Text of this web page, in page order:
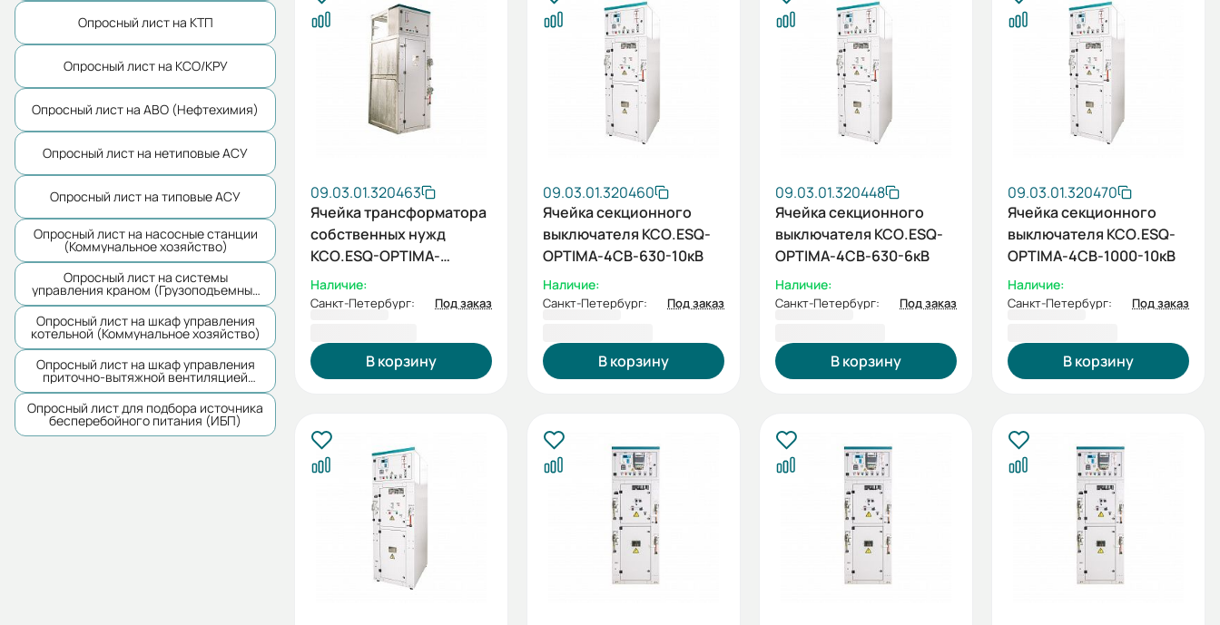
Опросный лист на КТП
Опросный лист на КСО/КРУ
Опросный лист на АВО (Нефтехимия)
Опросный лист на нетиповые АСУ
Опросный лист на типовые АСУ
Опросный лист на насосные станции
(Коммунальное хозяйство)
Опросный лист на системы
управления краном (Грузоподъемные
механизмы)
Опросный лист на шкаф управления
котельной (Коммунальное хозяйство)
Опросный лист на шкаф управления
приточно-вытяжной вентиляцией
(Коммунальное хозяйство)
Опросный лист для подбора источника
бесперебойного питания (ИБП)
09.03.01.320463
Ячейка трансформатора
собственных нужд
КСО.ESQ-OPTIMA-
7ТСН-630-10кВ
Наличие:
Санкт-Петербург: Под заказ
В корзину
09.03.01.320460
Ячейка секционного
выключателя КСО.ESQ-
OPTIMA-4СВ-630-10кВ
Наличие:
Санкт-Петербург: Под заказ
В корзину
09.03.01.320448
Ячейка секционного
выключателя КСО.ESQ-
OPTIMA-4СВ-630-6кВ
Наличие:
Санкт-Петербург: Под заказ
В корзину
09.03.01.320470
Ячейка секционного
выключателя КСО.ESQ-
OPTIMA-4СВ-1000-10кВ
Наличие:
Санкт-Петербург: Под заказ
В корзину